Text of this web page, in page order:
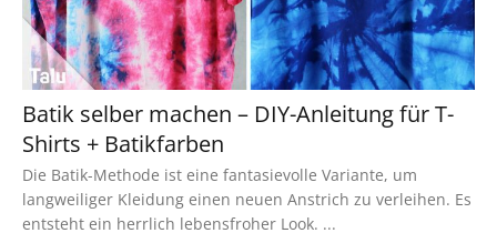
Batik selber machen – DIY-Anleitung für T-
Shirts + Batikfarben
Die Batik-Methode ist eine fantasievolle Variante, um
langweiliger Kleidung einen neuen Anstrich zu verleihen. Es
entsteht ein herrlich lebensfroher Look. ...